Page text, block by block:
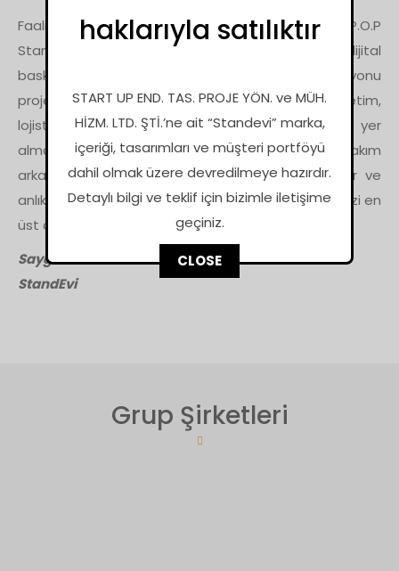
Faaliyet alanlarımız içerisinde AVM Satış kioskları, P.O.P
Stand ve POSM ürünleri, iç mekan ve dış mekan dijital
baskı hizmetleri, komple mağaza dekorasyonu
projelerinizde ölçü keşif, tasarım, projelendirme, üretim,
lojistik, montaj ve satış sonrası servis hizmetleri yer
almaktadır. Proje yönetimi gösteren takım
arkadaşlarımız, konusunda uzman 7/24 ulaşılabilir ve
anlık taleplerinizle ilgili çözüm sunarak beklentilerinizi en
üst düzeyde karşılayabilir profesyonelliktedir.
Saygılarımızla.
StandEvi
Grup Şirketleri
This popup will close in:
haklarıyla satılıktır
START UP END. TAS. PROJE YÖN. ve MÜH.
HİZM. LTD. ŞTİ.’ne ait “Standevi” marka,
içeriği, tasarımları ve müşteri portföyü
dahil olmak üzere devredilmeye hazırdır.
Detaylı bilgi ve teklif için bizimle iletişime
geçiniz.
CLOSE